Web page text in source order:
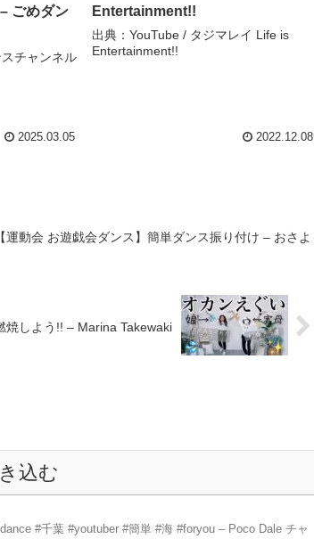
ごめダン
チャンネル
2025.03.05
Entertainment!!
出典：YouTube / タジマレイ Life is
Entertainment!!
2022.12.08
動会 お遊戯会ダンス】簡単ダンス振り付け – おさよ
焼しよう!! – Marina Takewaki
込む
#千葉 #youtuber #簡単 #海 #foryou – Poco Dale チャ